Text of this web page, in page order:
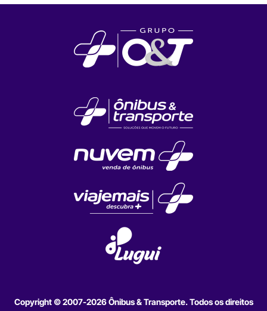
Copyright © 2007-2026 Ônibus & Transporte. Todos os direitos